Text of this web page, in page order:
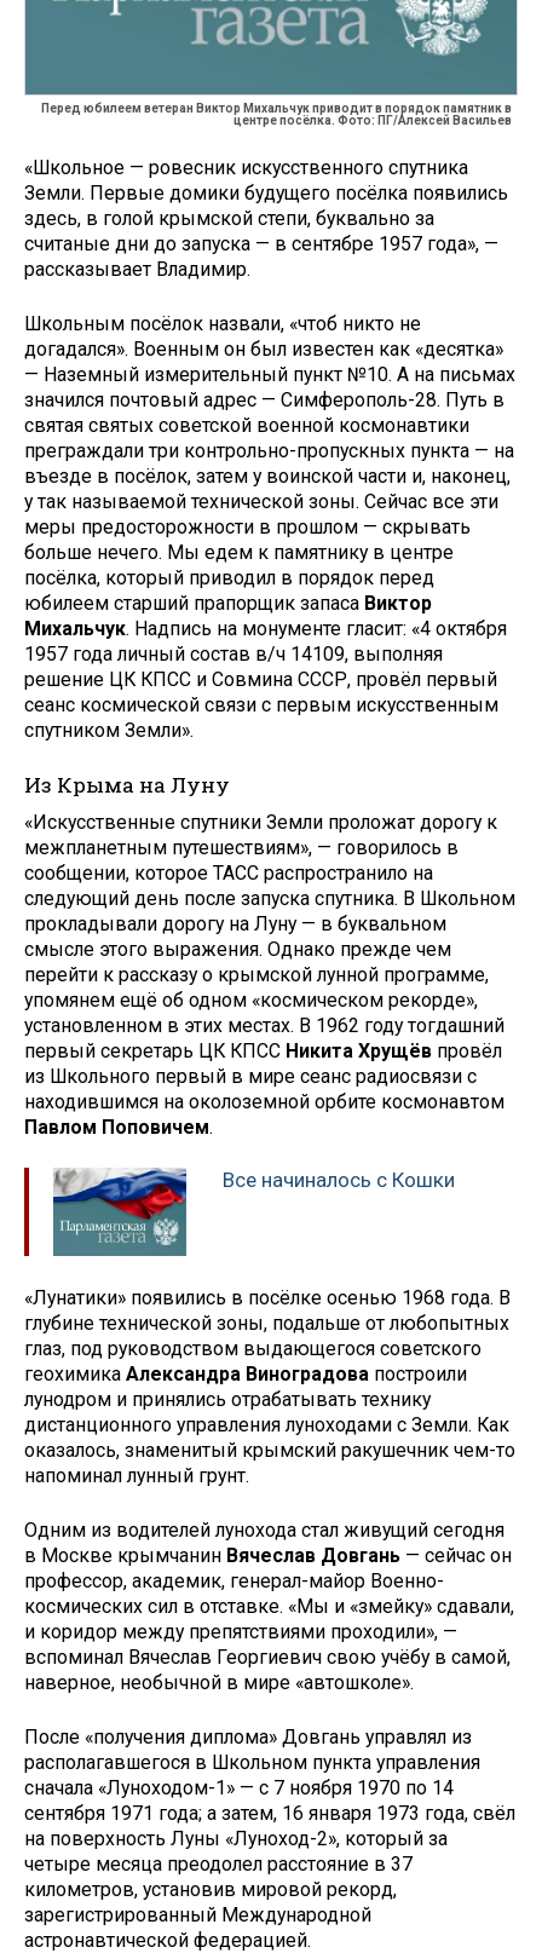
Перед юбилеем ветеран Виктор Михальчук приводит в порядок памятник в
центре посёлка. Фото: ПГ/Алексей Васильев
«Школьное — ровесник искусственного спутника
Земли. Первые домики будущего посёлка появились
здесь, в голой крымской степи, буквально за
считаные дни до запуска — в сентябре 1957 года», —
рассказывает Владимир.
Школьным посёлок назвали, «чтоб никто не
догадался». Военным он был известен как «десятка»
— Наземный измерительный пункт №10. А на письмах
значился почтовый адрес — Симферополь-28. Путь в
святая святых советской военной космонавтики
преграждали три контрольно-пропускных пункта — на
въезде в посёлок, затем у воинской части и, наконец,
у так называемой технической зоны. Сейчас все эти
меры предосторожности в прошлом — скрывать
больше нечего. Мы едем к памятнику в центре
посёлка, который приводил в порядок перед
юбилеем старший прапорщик запаса Виктор
Михальчук. Надпись на монументе гласит: «4 октября
1957 года личный состав в/ч 14109, выполняя
решение ЦК КПСС и Совмина СССР, провёл первый
сеанс космической связи с первым искусственным
спутником Земли».
Из Крыма на Луну
«Искусственные спутники Земли проложат дорогу к
межпланетным путешествиям», — говорилось в
сообщении, которое ТАСС распространило на
следующий день после запуска спутника. В Школьном
прокладывали дорогу на Луну — в буквальном
смысле этого выражения. Однако прежде чем
перейти к рассказу о крымской лунной программе,
упомянем ещё об одном «космическом рекорде»,
установленном в этих местах. В 1962 году тогдашний
первый секретарь ЦК КПСС Никита Хрущёв провёл
из Школьного первый в мире сеанс радиосвязи с
находившимся на околоземной орбите космонавтом
Павлом Поповичем.
Все начиналось с Кошки
«Лунатики» появились в посёлке осенью 1968 года. В
глубине технической зоны, подальше от любопытных
глаз, под руководством выдающегося советского
геохимика Александра Виноградова построили
лунодром и принялись отрабатывать технику
дистанционного управления луноходами с Земли. Как
оказалось, знаменитый крымский ракушечник чем-то
напоминал лунный грунт.
Одним из водителей лунохода стал живущий сегодня
в Москве крымчанин Вячеслав Довгань — сейчас он
профессор, академик, генерал-майор Военно-
космических сил в отставке. «Мы и «змейку» сдавали,
и коридор между препятствиями проходили», —
вспоминал Вячеслав Георгиевич свою учёбу в самой,
наверное, необычной в мире «автошколе».
После «получения диплома» Довгань управлял из
располагавшегося в Школьном пункта управления
сначала «Луноходом-1» — с 7 ноября 1970 по 14
сентября 1971 года; а затем, 16 января 1973 года, свёл
на поверхность Луны «Луноход-2», который за
четыре месяца преодолел расстояние в 37
километров, установив мировой рекорд,
зарегистрированный Международной
астронавтической федерацией.